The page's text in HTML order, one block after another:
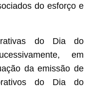
do esforço e
do Dia do
em
da emissão de
do Dia do